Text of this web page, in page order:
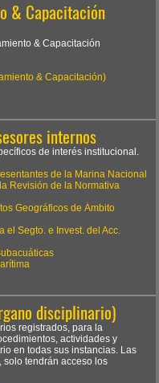
& Capacitación
& Capacitación
& Capacitación)
internos
de interés institucional.
de la Marina Nacional
Revisión de la Normativa
Geográficos de Ámbito
el Segto. e Invest. del Acc.
disciplinario)
registrados, para la
actividades y
en todas sus instancias. Las
solo tendrán acceso los